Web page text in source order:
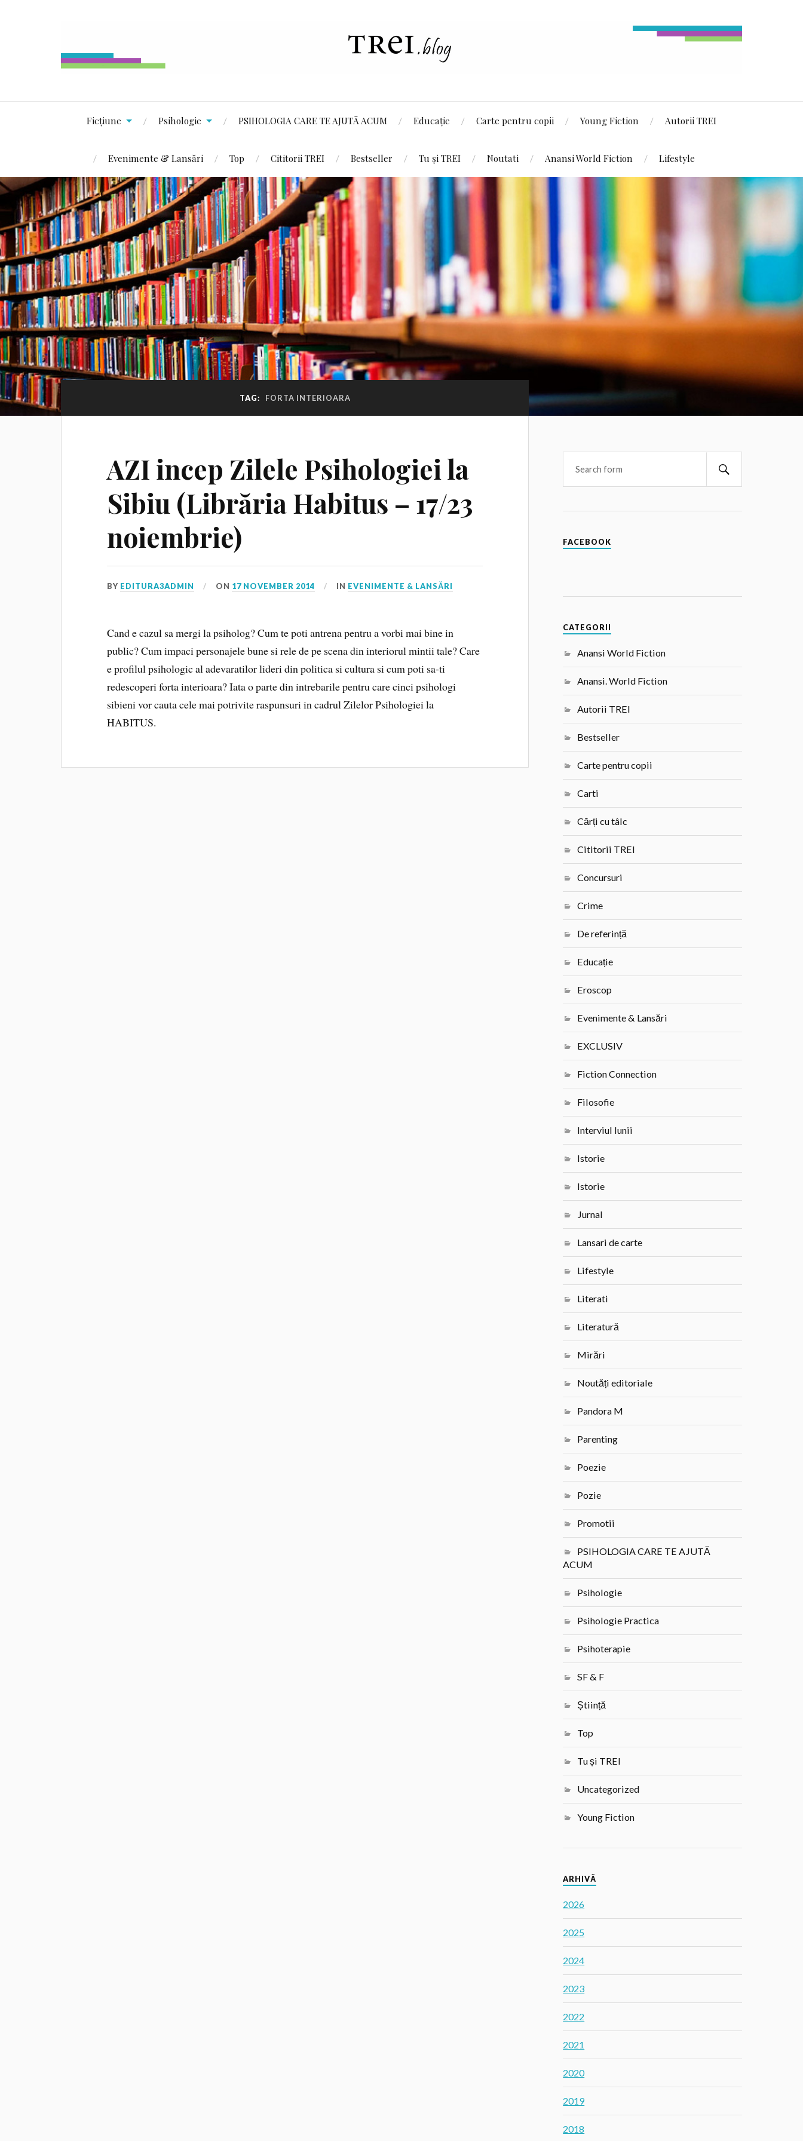
Ficțiune Psihologie PSIHOLOGIA CARE TE AJUTĂ ACUM Educație Carte pentru copii Young Fiction Autorii TREI
Evenimente & Lansări Top Cititorii TREI Bestseller Tu și TREI Noutati Anansi World Fiction Lifestyle
TAG: FORTA INTERIOARA
AZI incep Zilele Psihologiei la
Sibiu (Librăria Habitus – 17/23
noiembrie)
BY EDITURA3ADMIN ON 17 NOVEMBER 2014 IN EVENIMENTE & LANSĂRI
Cand e cazul sa mergi la psiholog? Cum te poti antrena pentru a vorbi mai bine in
public? Cum impaci personajele bune si rele de pe scena din interiorul mintii tale? Care
e profilul psihologic al adevaratilor lideri din politica si cultura si cum poti sa-ti
redescoperi forta interioara? Iata o parte din intrebarile pentru care cinci psihologi
sibieni vor cauta cele mai potrivite raspunsuri in cadrul Zilelor Psihologiei la
HABITUS.
FACEBOOK
CATEGORII
Anansi World Fiction
Anansi. World Fiction
Autorii TREI
Bestseller
Carte pentru copii
Carti
Cărți cu tâlc
Cititorii TREI
Concursuri
Crime
De referință
Educație
Eroscop
Evenimente & Lansări
EXCLUSIV
Fiction Connection
Filosofie
Interviul lunii
Istorie
Istorie
Jurnal
Lansari de carte
Lifestyle
Literati
Literatură
Mirări
Noutăți editoriale
Pandora M
Parenting
Poezie
Pozie
Promotii
PSIHOLOGIA CARE TE AJUTĂ
ACUM
Psihologie
Psihologie Practica
Psihoterapie
SF & F
Știință
Top
Tu și TREI
Uncategorized
Young Fiction
ARHIVĂ
2026
2025
2024
2023
2022
2021
2020
2019
2018